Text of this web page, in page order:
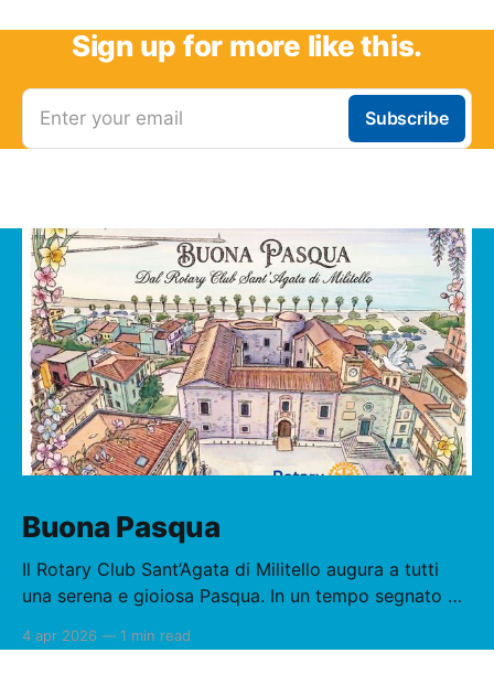
Sign up for more like this.
Enter your email Subscribe
Buona Pasqua
Il Rotary Club Sant’Agata di Militello augura a tutti
una serena e gioiosa Pasqua. In un tempo segnato da
necessaria e urgente. La Pasqua ci richiama al
4 apr 2026 — 1 min read